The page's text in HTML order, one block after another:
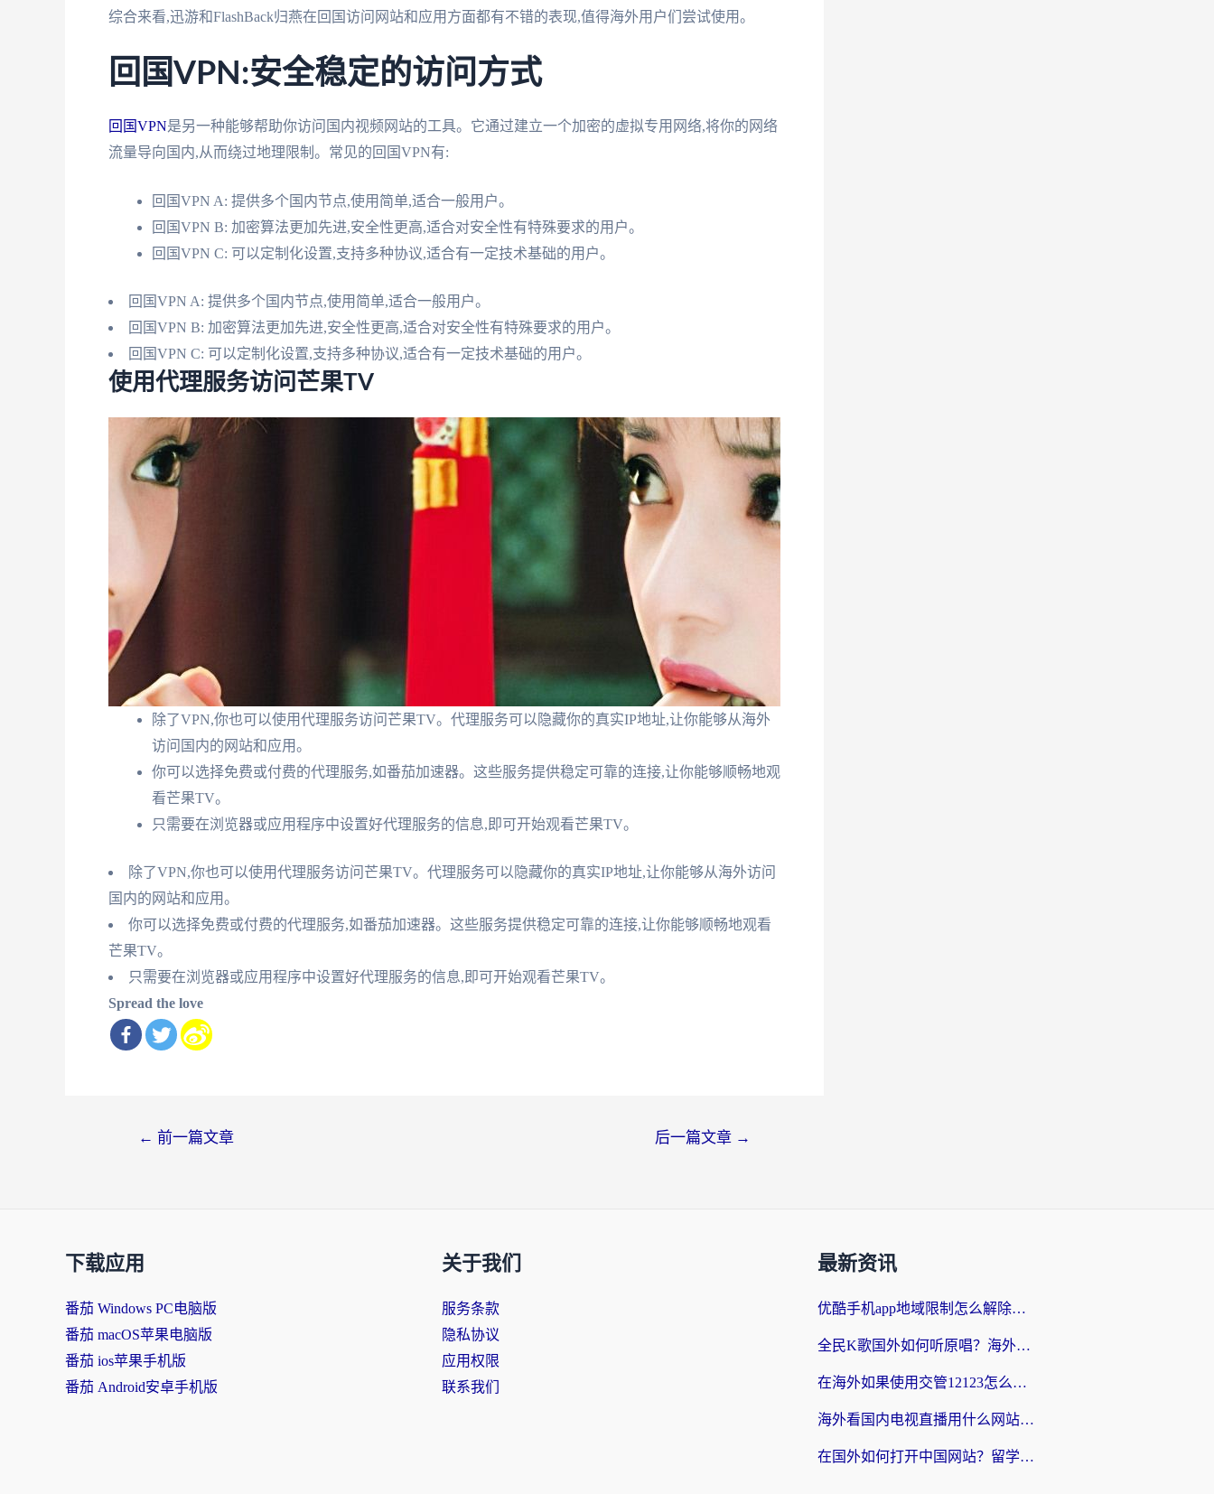
综合来看,迅游和FlashBack归燕在回国访问网站和应用方面都有不错的表现,值得海外用户们尝试使用。
回国VPN:安全稳定的访问方式
回国VPN是另一种能够帮助你访问国内视频网站的工具。它通过建立一个加密的虚拟专用网络,将你的网络
流量导向国内,从而绕过地理限制。常见的回国VPN有:
回国VPN A: 提供多个国内节点,使用简单,适合一般用户。
回国VPN B: 加密算法更加先进,安全性更高,适合对安全性有特殊要求的用户。
回国VPN C: 可以定制化设置,支持多种协议,适合有一定技术基础的用户。
回国VPN A: 提供多个国内节点,使用简单,适合一般用户。
回国VPN B: 加密算法更加先进,安全性更高,适合对安全性有特殊要求的用户。
回国VPN C: 可以定制化设置,支持多种协议,适合有一定技术基础的用户。
使用代理服务访问芒果TV
除了VPN,你也可以使用代理服务访问芒果TV。代理服务可以隐藏你的真实IP地址,让你能够从海外
访问国内的网站和应用。
你可以选择免费或付费的代理服务,如番茄加速器。这些服务提供稳定可靠的连接,让你能够顺畅地观
看芒果TV。
只需要在浏览器或应用程序中设置好代理服务的信息,即可开始观看芒果TV。
除了VPN,你也可以使用代理服务访问芒果TV。代理服务可以隐藏你的真实IP地址,让你能够从海外访问
国内的网站和应用。
你可以选择免费或付费的代理服务,如番茄加速器。这些服务提供稳定可靠的连接,让你能够顺畅地观看
芒果TV。
只需要在浏览器或应用程序中设置好代理服务的信息,即可开始观看芒果TV。
Spread the love
← 前一篇文章 后一篇文章 →
下载应用
番茄 Windows PC电脑版
番茄 macOS苹果电脑版
番茄 ios苹果手机版
番茄 Android安卓手机版
关于我们
服务条款
隐私协议
应用权限
联系我们
最新资讯
优酷手机app地域限制怎么解除？海外党亲测有效的追剧方案
全民K歌国外如何听原唱？海外党亲测有效的回国加速器选择指南
在海外如果使用交管12123怎么处理？留学生亲测有效的回国加速方案
海外看国内电视直播用什么网站比较好？一篇解决你所有追剧难题的实用指南
在国外如何打开中国网站？留学生与海外华人的无缝访问指南